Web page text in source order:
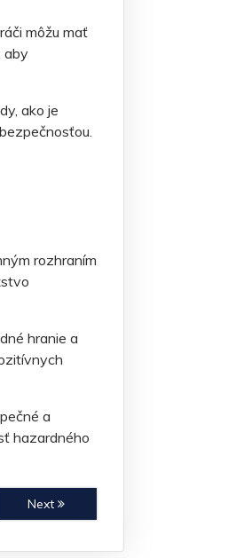
môžu mať
aby
ako je
rozhraním
hranie a
a
hazardného
Next